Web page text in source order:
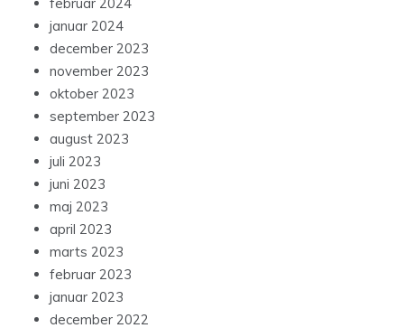
januar 2024
december 2023
november 2023
oktober 2023
september 2023
august 2023
juli 2023
juni 2023
maj 2023
april 2023
marts 2023
februar 2023
januar 2023
december 2022